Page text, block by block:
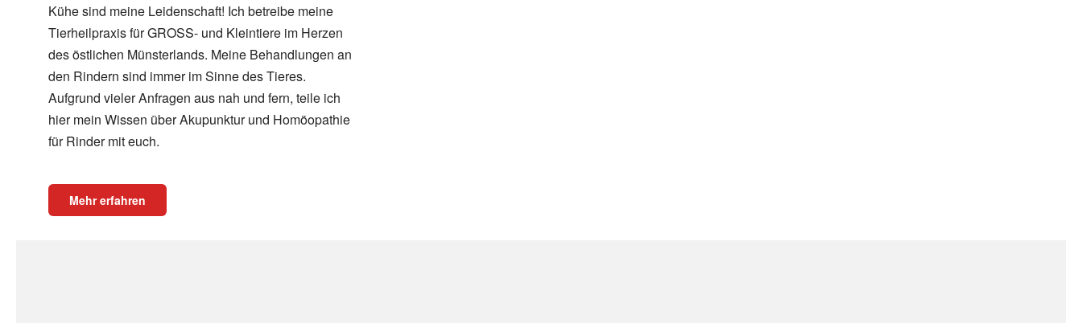
Kühe sind meine Leidenschaft! Ich betreibe meine
Tierheilpraxis für GROSS- und Kleintiere im Herzen
des östlichen Münsterlands. Meine Behandlungen an
den Rindern sind immer im Sinne des Tieres.
Aufgrund vieler Anfragen aus nah und fern, teile ich
hier mein Wissen über Akupunktur und Homöopathie
für Rinder mit euch.
Mehr erfahren